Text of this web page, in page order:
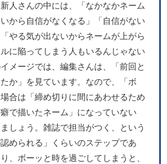
人さんの中には、「なかなかネーム
から自信がなくなる」「自信がない
やる気が出ないからネームが上がら
に陥ってしまう人もいるんじゃない
メージでは、編集さんは、「前回と
か」を見ています。なので、「ボ
合は「締め切りに間にあわせるため
で描いたネーム」になっていない
しょう。雑誌で担当がつく、という
められる」くらいのステップであ
、ボーッと時を過ごしてしまうと、